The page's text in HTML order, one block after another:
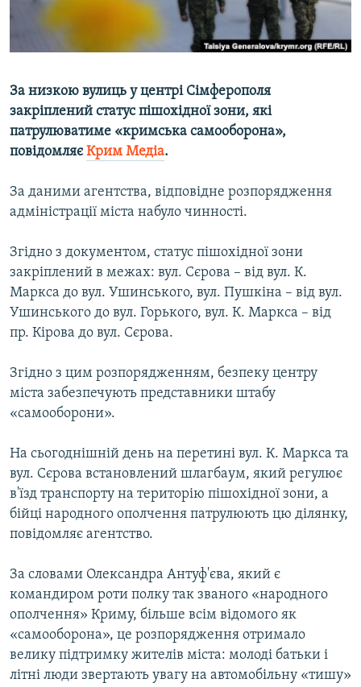
ВІДЕОУРОКИ «ELIFBE»
СВІДЧЕННЯ ОКУПАЦІЇ
ІНФОГРАФІКА
Русский
Qırımtatar
За низкою вулиць у центрі Сімферополя
закріплений статус пішохідної зони, які
патрулюватиме «кримська самооборона»,
повідомляєКрим Медіа.
За даними агентства, відповідне розпорядження
адміністрації міста набуло чинності.
Згідно з документом, статус пішохідної зони
закріплений в межах: вул. Сєрова – від вул. К.
Маркса до вул. Ушинського, вул. Пушкіна – від вул.
Ушинського до вул. Горького, вул. К. Маркса – від
пр. Кірова до вул. Сєрова.
Згідно з цим розпорядженням, безпеку центру
міста забезпечують представники штабу
«самооборони».
На сьогоднішній день на перетині вул. К. Маркса та
вул. Сєрова встановлений шлагбаум, який регулює
в'їзд транспорту на територію пішохідної зони, а
бійці народного ополчення патрулюють цю ділянку,
повідомляє агентство.
За словами Олександра Антуф'єва, який є
командиром роти полку так званого «народного
ополчення» Криму, більше всім відомого як
«самооборона», це розпорядження отримало
велику підтримку жителів міста: молоді батьки і
літні люди звертають увагу на автомобільну «тишу»